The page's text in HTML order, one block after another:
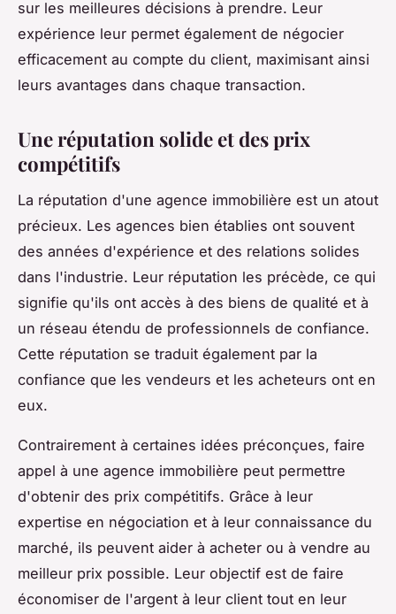
sur les meilleures décisions à prendre. Leur
expérience leur permet également de négocier
efficacement au compte du client, maximisant ainsi
leurs avantages dans chaque transaction.
Une réputation solide et des prix
compétitifs
La réputation d'une agence immobilière est un atout
précieux. Les agences bien établies ont souvent
des années d'expérience et des relations solides
dans l'industrie. Leur réputation les précède, ce qui
signifie qu'ils ont accès à des biens de qualité et à
un réseau étendu de professionnels de confiance.
Cette réputation se traduit également par la
confiance que les vendeurs et les acheteurs ont en
eux.
Contrairement à certaines idées préconçues, faire
appel à une agence immobilière peut permettre
d'obtenir des prix compétitifs. Grâce à leur
expertise en négociation et à leur connaissance du
marché, ils peuvent aider à acheter ou à vendre au
meilleur prix possible. Leur objectif est de faire
économiser de l'argent à leur client tout en leur